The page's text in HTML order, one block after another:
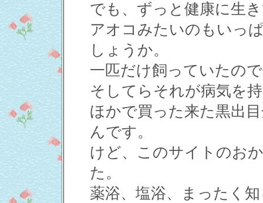
でも、ずっと健康に生
アオコみたいのもいっ
しょうか。
一匹だけ飼っていたの
そしてらそれが病気を
ほかで買った来た黒出
んです。
けど、このサイトのお
た。
薬浴、塩浴、まったく